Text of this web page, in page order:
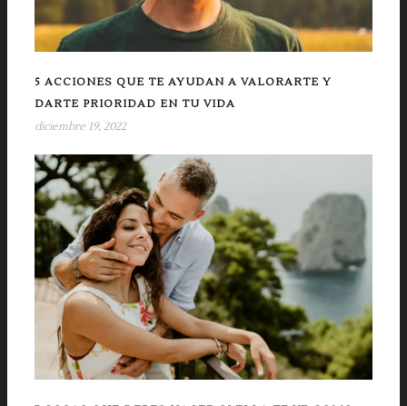
5 ACCIONES QUE TE AYUDAN A VALORARTE Y
DARTE PRIORIDAD EN TU VIDA
diciembre 19, 2022